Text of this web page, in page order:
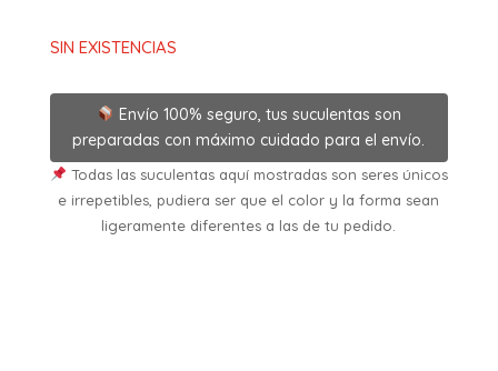
SIN EXISTENCIAS
Envío 100% seguro, tus suculentas son
preparadas con máximo cuidado para el envío.
Todas las suculentas aquí mostradas son seres únicos
e irrepetibles, pudiera ser que el color y la forma sean
ligeramente diferentes a las de tu pedido.